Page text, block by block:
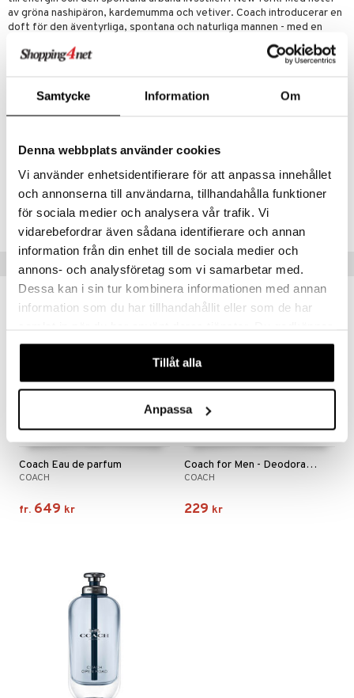
Samtycke Information Om
Denna webbplats använder cookies
Vi använder enhetsidentifierare för att anpassa innehållet
och annonserna till användarna, tillhandahålla funktioner
för sociala medier och analysera vår trafik. Vi
vidarebefordrar även sådana identifierare och annan
information från din enhet till de sociala medier och
annons- och analysföretag som vi samarbetar med.
Dessa kan i sin tur kombinera informationen med annan
information som du har tillhandahållit eller som de har
våra cookies vid fortsatt användande av vår webbplats.
Tillåt alla
Anpassa
av gröna nashipäron, kardemumma och vetiver. Coach introducerar en
doft för den äventyrliga, spontana och naturliga mannen - med en
avslappnad och äkta stil. En cool urban attityd och energi, inspirerad
av New York och de symboliska ikonerna från Coach varumärket.
Hjärtnot:kardemumma, koriander och geranium
Basnot:vetiver från Haïti, mocka och ambergris
Artikelnr
COAC2-0T-40-XX-XX
Lägsta pris senaste 30 dagarna: 465 kr
Tips till dig
Coach Eau de parfum
COACH
fr. 649 kr
Coach for Men - Deodorant Stick
COACH
229 kr